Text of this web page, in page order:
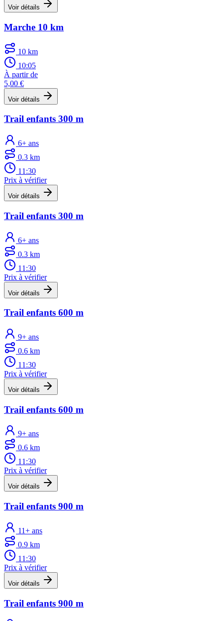
Voir détails
Marche 10 km
10 km
10:05
À partir de
5,00 €
Voir détails
Trail enfants 300 m
6+ ans
0.3 km
11:30
Prix à vérifier
Voir détails
Trail enfants 300 m
6+ ans
0.3 km
11:30
Prix à vérifier
Voir détails
Trail enfants 600 m
9+ ans
0.6 km
11:30
Prix à vérifier
Voir détails
Trail enfants 600 m
9+ ans
0.6 km
11:30
Prix à vérifier
Voir détails
Trail enfants 900 m
11+ ans
0.9 km
11:30
Prix à vérifier
Voir détails
Trail enfants 900 m